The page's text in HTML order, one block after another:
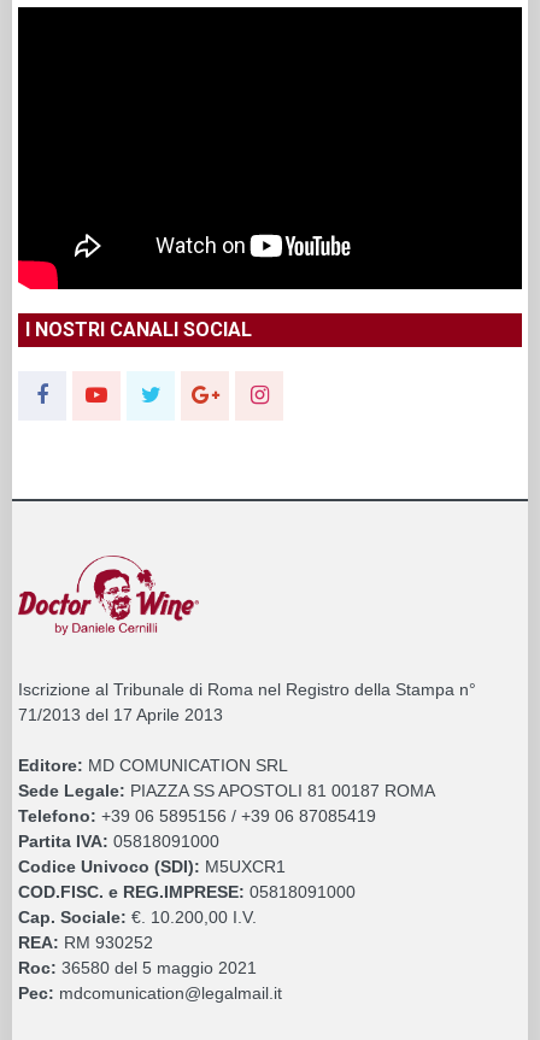
I NOSTRI CANALI SOCIAL
Iscrizione al Tribunale di Roma nel Registro della Stampa n°
71/2013 del 17 Aprile 2013
Editore: MD COMUNICATION SRL
Sede Legale: PIAZZA SS APOSTOLI 81 00187 ROMA
Telefono: +39 06 5895156 / +39 06 87085419
Partita IVA: 05818091000
Codice Univoco (SDI): M5UXCR1
COD.FISC. e REG.IMPRESE: 05818091000
Cap. Sociale: €. 10.200,00 I.V.
REA: RM 930252
Roc: 36580 del 5 maggio 2021
Pec: mdcomunication@legalmail.it